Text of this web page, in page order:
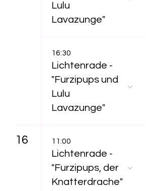
Lulu
Lavazunge"
16:30
Lichtenrade -
"Furzipups und
Lulu
Lavazunge"
16 11:00
Lichtenrade -
"Furzipups, der
Knatterdrache"